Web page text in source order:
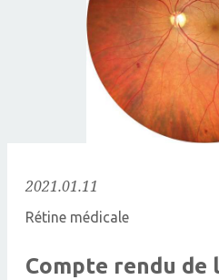
2021.01.11
Rétine médicale
Compte rendu de